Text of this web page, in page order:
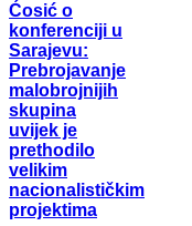
Ćosić o
konferenciji u
Sarajevu:
Prebrojavanje
malobrojnijih
skupina
uvijek je
prethodilo
velikim
nacionalističkim
projektima